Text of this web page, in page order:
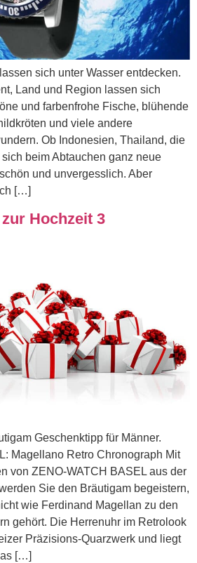
sich unter Wasser entdecken.
Land und Region lassen sich
und farbenfrohe Fische, blühende
und viele andere
Ob Indonesien, Thailand, die
beim Abtauchen ganz neue
und unvergesslich. Aber
[…]
Hochzeit 3
Geschenktipp für Männer.
Magellano Retro Chronograph Mit
von ZENO-WATCH BASEL aus der
Sie den Bräutigam begeistern,
wie Ferdinand Magellan zu den
gehört. Die Herrenuhr im Retrolook
Präzisions-Quarzwerk und liegt
[…]